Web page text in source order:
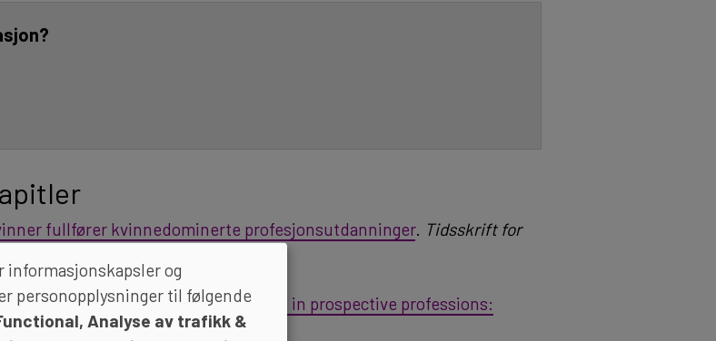
fullfører kvinnedominerte profesjonsutdanninger. Tidsskrift for
students’ career expectations in prospective professions:
.Sociology,49(2), 252-269.
informasjonskapsler og
personopplysninger til følgende
Analyse av trafikk &